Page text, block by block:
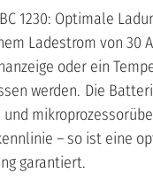
1230: Optimale
Ladestrom von 30
oder ein
werden. Die
– so ist eine
garantiert.